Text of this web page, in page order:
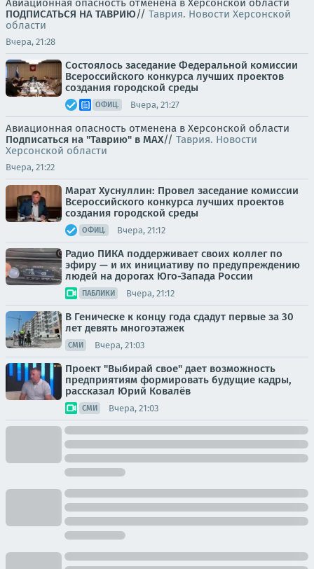
Авиационная опасность отменена в Херсонской области
ПОДПИСАТЬСЯ НА ТАВРИЮ// Таврия. Новости Херсонской
области
Вчера, 21:28
Состоялось заседание Федеральной комиссии
Всероссийского конкурса лучших проектов
создания городской среды
ОФИЦ. Вчера, 21:27
Авиационная опасность отменена в Херсонской области
Подписаться на "Таврию" в MAX// Таврия. Новости
Херсонской области
Вчера, 21:22
Марат Хуснуллин: Провел заседание комиссии
Всероссийского конкурса лучших проектов
создания городской среды
ОФИЦ. Вчера, 21:12
Радио ПИКА поддерживает своих коллег по
эфиру — и их инициативу по предупреждению
людей на дорогах Юго-Запада России
ПАБЛИКИ Вчера, 21:12
В Геническе к концу года сдадут первые за 30
лет девять многоэтажек
СМИ Вчера, 21:03
Проект "Выбирай свое" дает возможность
предприятиям формировать будущие кадры,
рассказал Юрий Ковалёв
СМИ Вчера, 21:03